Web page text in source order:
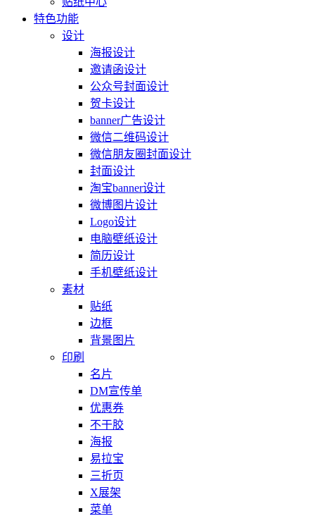
特色功能
设计
海报设计
邀请函设计
公众号封面设计
贺卡设计
banner广告设计
微信二维码设计
微信朋友圈封面设计
封面设计
淘宝banner设计
微博图片设计
Logo设计
电脑壁纸设计
简历设计
手机壁纸设计
素材
贴纸
边框
背景图片
印刷
名片
DM宣传单
优惠券
不干胶
海报
易拉宝
三折页
X展架
菜单